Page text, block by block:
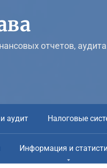
отчетов,
аудит Налоговые
Информация и